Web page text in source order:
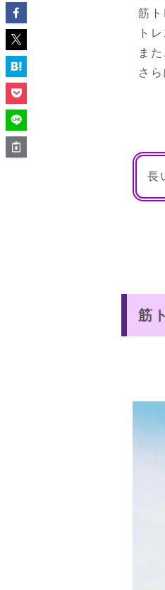
筋
ト
ま
さ
長
筋